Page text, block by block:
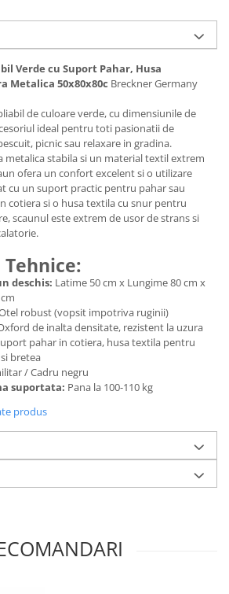
Verde cu Suport Pahar, Husa
Metalica 50x80x80c Breckner Germany
de culoare verde, cu dimensiunile de
ideal pentru toti pasionatii de
picnic sau relaxare in gradina.
metalica stabila si un material textil extrem
ofera un confort excelent si o utilizare
cu un suport practic pentru pahar sau
cotiera si o husa textila cu snur pentru
scaunul este extrem de usor de strans si
deschis: Latime 50 cm x Lungime 80 cm x
robust (vopsit impotriva ruginii)
de inalta densitate, rezistent la uzura
pahar in cotiera, husa textila pentru
bretea
/ Cadru negru
suportata: Pana la 100-110 kg
produs